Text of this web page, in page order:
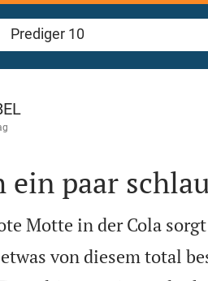
ein paar
Motte in der Cola
von diesem total